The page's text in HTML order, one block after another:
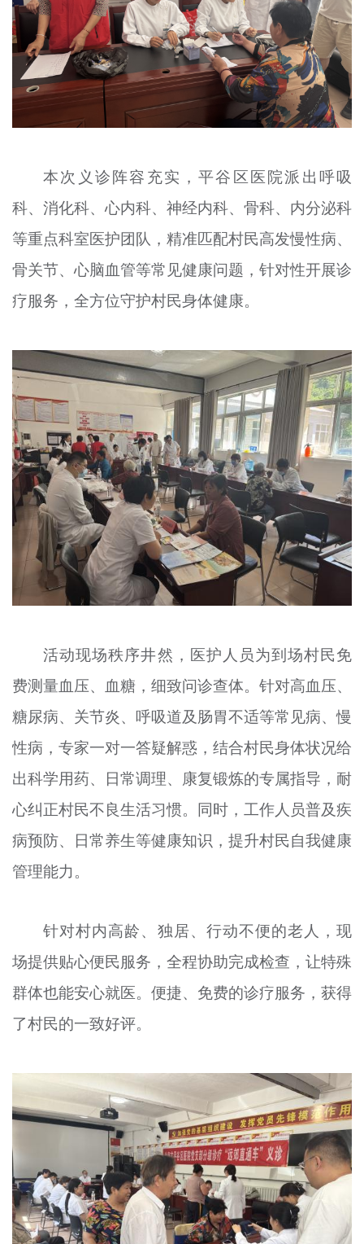
本次义诊阵容充实，平谷区医院派出呼吸
科、消化科、心内科、神经内科、骨科、内分泌科
等重点科室医护团队，精准匹配村民高发慢性病、
骨关节、心脑血管等常见健康问题，针对性开展诊
疗服务，全方位守护村民身体健康。
活动现场秩序井然，医护人员为到场村民免
费测量血压、血糖，细致问诊查体。针对高血压、
糖尿病、关节炎、呼吸道及肠胃不适等常见病、慢
性病，专家一对一答疑解惑，结合村民身体状况给
出科学用药、日常调理、康复锻炼的专属指导，耐
心纠正村民不良生活习惯。同时，工作人员普及疾
病预防、日常养生等健康知识，提升村民自我健康
管理能力。
针对村内高龄、独居、行动不便的老人，现
场提供贴心便民服务，全程协助完成检查，让特殊
群体也能安心就医。便捷、免费的诊疗服务，获得
了村民的一致好评。